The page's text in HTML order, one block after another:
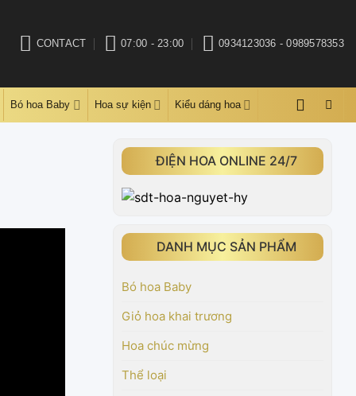
CONTACT 07:00 - 23:00 0934123036 - 0989578353
Bó hoa Baby Hoa sự kiện Kiểu dáng hoa
ĐIỆN HOA ONLINE 24/7
DANH MỤC SẢN PHẨM
Bó hoa Baby
Giỏ hoa khai trương
Hoa chúc mừng
Thể loại